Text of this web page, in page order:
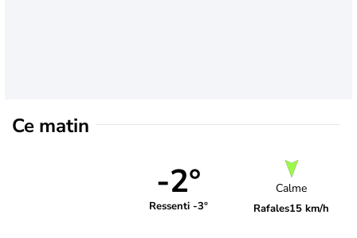
Ce matin
-2°
Ressenti -3°
Calme
Rafales15 km/h